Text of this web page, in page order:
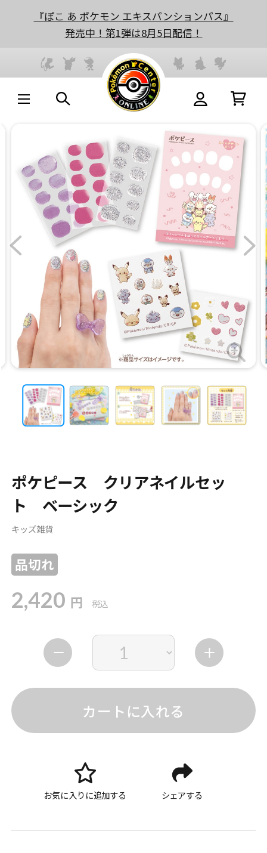
『ぽこ あ ポケモン エキスパンションパス』
発売中！第1弾は8月5日配信！
ポケピース クリアネイルセッ
ト ベーシック
キッズ雑貨
品切れ
2,420 円 税込
カートに入れる
お気に入りに追加する シェアする